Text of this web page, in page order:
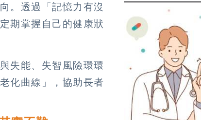
。透過「記憶力有沒
期掌握自己的健康狀
失能、失智風險環環
化曲線」，協助長者